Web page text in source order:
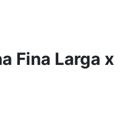
Fina Larga x